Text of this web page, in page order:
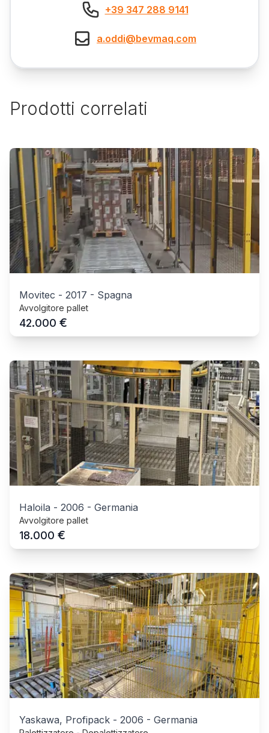
+39 347 288 9141
a.oddi@bevmaq.com
Prodotti correlati
Movitec - 2017 - Spagna
Avvolgitore pallet
42.000 €
Haloila - 2006 - Germania
Avvolgitore pallet
18.000 €
Yaskawa, Profipack - 2006 - Germania